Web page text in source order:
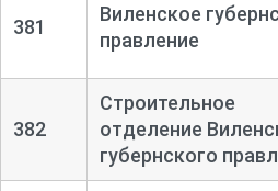
381
Виленское
правление
382
Строительное
отделение
губернского